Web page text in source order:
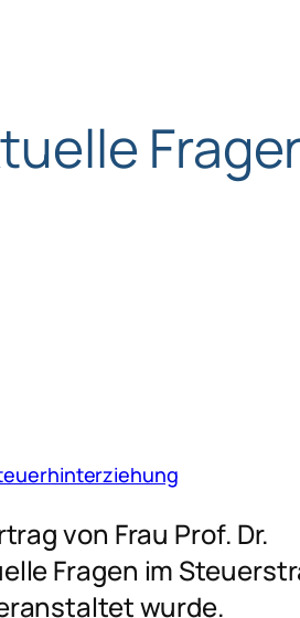
von Frau Prof. Dr.
Fragen im
wurde.